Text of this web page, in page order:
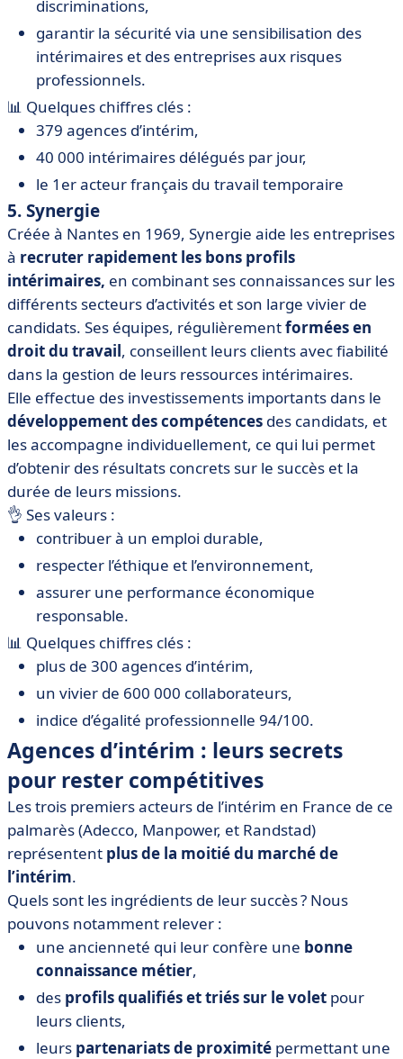
discriminations,
garantir la sécurité via une sensibilisation des
intérimaires et des entreprises aux risques
professionnels.
📊 Quelques chiffres clés :
379 agences d’intérim,
40 000 intérimaires délégués par jour,
le 1er acteur français du travail temporaire
5. Synergie
Créée à Nantes en 1969, Synergie aide les entreprises
à recruter rapidement les bons profils
intérimaires, en combinant ses connaissances sur les
différents secteurs d’activités et son large vivier de
candidats. Ses équipes, régulièrementformées en
droit du travail, conseillent leurs clients avec fiabilité
dans la gestion de leurs ressources intérimaires.
Elle effectue des investissements importants dans le
développement des compétences des candidats, et
les accompagne individuellement, ce qui lui permet
d’obtenir des résultats concrets sur le succès et la
durée de leurs missions.
👌 Ses valeurs :
contribuer à un emploi durable,
respecter l’éthique et l’environnement,
assurer une performance économique
responsable.
📊 Quelques chiffres clés :
plus de 300 agences d’intérim,
un vivier de 600 000 collaborateurs,
indice d’égalité professionnelle 94/100.
Agences d’intérim : leurs secrets
pour rester compétitives
Les trois premiers acteurs de l’intérim en France de ce
palmarès (Adecco, Manpower, et Randstad)
représentent plus de la moitié du marché de
l’intérim.
Quels sont les ingrédients de leur succès ? Nous
pouvons notamment relever :
une ancienneté qui leur confère une bonne
connaissance métier,
des profils qualifiés et triés sur le volet pour
leurs clients,
leurs partenariats de proximité permettant une